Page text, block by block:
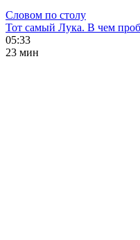
Словом по столу
Тот самый Лука. В чем
05:33
23 мин